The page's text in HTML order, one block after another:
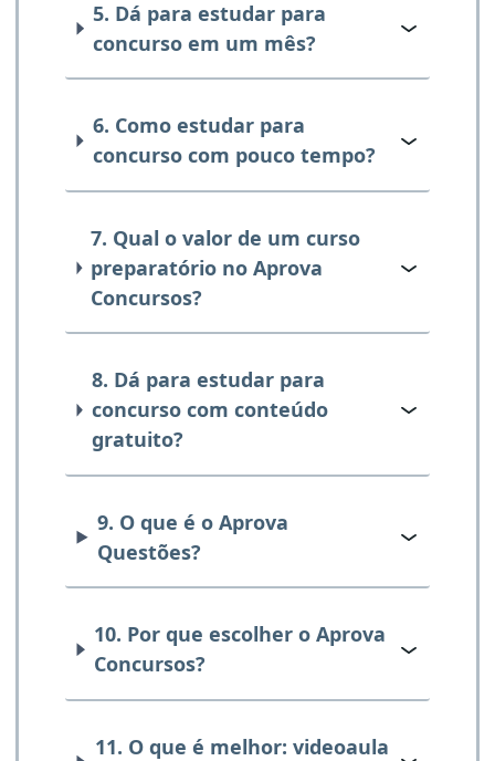
5. Dá para estudar para
concurso em um mês?
6. Como estudar para
concurso com pouco tempo?
7. Qual o valor de um curso
preparatório no Aprova
Concursos?
8. Dá para estudar para
concurso com conteúdo
gratuito?
9. O que é o Aprova
Questões?
10. Por que escolher o Aprova
Concursos?
11. O que é melhor: videoaula